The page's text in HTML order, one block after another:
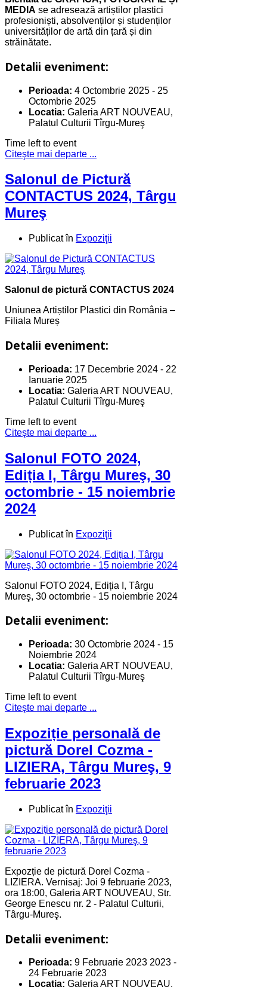
MEDIA se adresează artiștilor plastici
profesioniști, absolvenților și studenților
universităților de artă din țară și din
străinătate.
Detalii eveniment:
Perioada: 4 Octombrie 2025 - 25
Octombrie 2025
Locatia: Galeria ART NOUVEAU,
Palatul Culturii Tîrgu-Mureş
Time left to event
Citeşte mai departe ...
Salonul de Pictură
CONTACTUS 2024, Târgu
Mureş
Publicat în Expoziţii
Salonul de pictură CONTACTUS 2024
Uniunea Artiștilor Plastici din România –
Filiala Mureș
Detalii eveniment:
Perioada: 17 Decembrie 2024 - 22
Ianuarie 2025
Locatia: Galeria ART NOUVEAU,
Palatul Culturii Tîrgu-Mureş
Time left to event
Citeşte mai departe ...
Salonul FOTO 2024,
Ediția I, Târgu Mureş, 30
octombrie - 15 noiembrie
2024
Publicat în Expoziţii
Salonul FOTO 2024, Ediția I, Târgu
Mureş, 30 octombrie - 15 noiembrie 2024
Detalii eveniment:
Perioada: 30 Octombrie 2024 - 15
Noiembrie 2024
Locatia: Galeria ART NOUVEAU,
Palatul Culturii Tîrgu-Mureş
Time left to event
Citeşte mai departe ...
Expoziție personală de
pictură Dorel Cozma -
LIZIERA, Târgu Mureş, 9
februarie 2023
Publicat în Expoziţii
Expozție de pictură Dorel Cozma -
LIZIERA. Vernisaj: Joi 9 februarie 2023,
ora 18:00, Galeria ART NOUVEAU, Str.
George Enescu nr. 2 - Palatul Culturii,
Târgu-Mureş.
Detalii eveniment:
Perioada: 9 Februarie 2023 2023 -
24 Februarie 2023
Locatia: Galeria ART NOUVEAU,